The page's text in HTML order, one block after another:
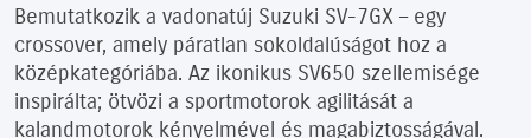
Bemutatkozik a vadonatúj Suzuki SV-7GX – egy
crossover, amely páratlan sokoldalúságot hoz a
középkategóriába. Az ikonikus SV650 szellemisége
inspirálta; ötvözi a sportmotorok agilitását a
kalandmotorok kényelmével és magabiztosságával.